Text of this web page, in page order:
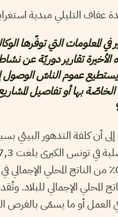
عفاف التليلي مبدية
المعلومات التي توفّرها
تقارير دوريّة عن
يستطيع عموم الناسّ الوصول
الخاصّة بها أو تفاصيل
أن كلفة التدهور البيئي
ما يعادل 0.16٪ من الناتج المحلي
المحلي الإجمالي للبلاد.